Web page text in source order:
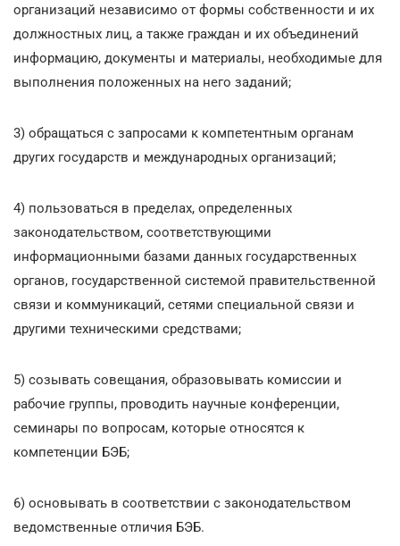
организаций независимо от формы собственности и их
должностных лиц, а также граждан и их объединений
информацию, документы и материалы, необходимые для
выполнения положенных на него заданий;
3) обращаться с запросами к компетентным органам
других государств и международных организаций;
4) пользоваться в пределах, определенных
законодательством, соответствующими
информационными базами данных государственных
органов, государственной системой правительственной
связи и коммуникаций, сетями специальной связи и
другими техническими средствами;
5) созывать совещания, образовывать комиссии и
рабочие группы, проводить научные конференции,
семинары по вопросам, которые относятся к
компетенции БЭБ;
6) основывать в соответствии с законодательством
ведомственные отличия БЭБ.